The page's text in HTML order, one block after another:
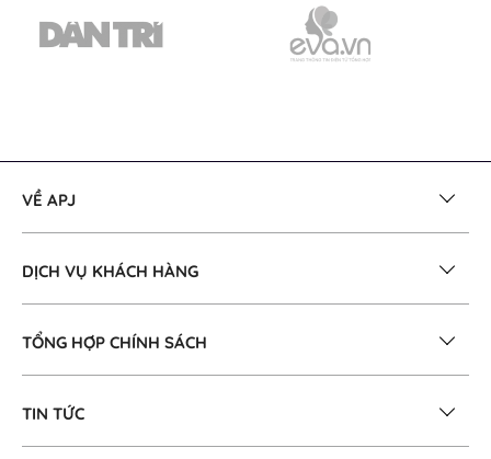
VỀ APJ
DỊCH VỤ KHÁCH HÀNG
TỔNG HỢP CHÍNH SÁCH
TIN TỨC